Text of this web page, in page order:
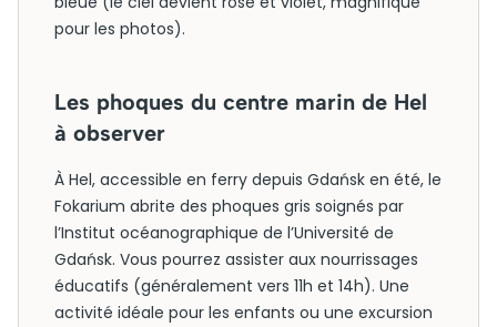
pour les photos).
Les phoques du centre marin de Hel
à observer
À Hel, accessible en ferry depuis Gdańsk en été, le
Fokarium abrite des phoques gris soignés par
l’Institut océanographique de l’Université de
Gdańsk. Vous pourrez assister aux nourrissages
éducatifs (généralement vers 11h et 14h). Une
activité idéale pour les enfants ou une excursion